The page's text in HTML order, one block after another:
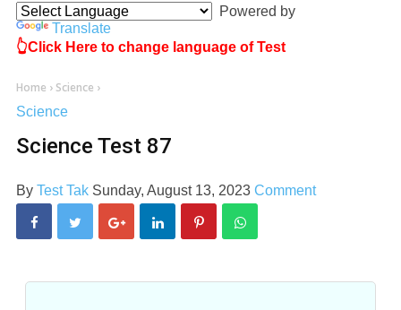
Powered by
Translate
👆Click Here to change language of Test
Home › Science ›
Science
Science Test 87
By Test Tak Sunday, August 13, 2023 Comment